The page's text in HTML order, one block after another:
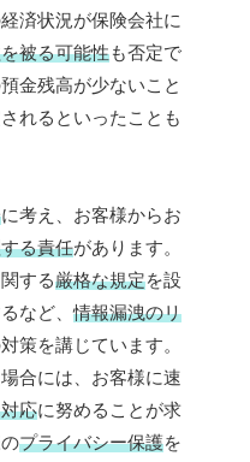
済状況が保険会社に
被る可能性も否定で
金残高が少ないこと
れるといったことも
に考え、お客様からお
る責任があります。
する厳格な規定を設
など、情報漏洩のリ
策を講じています。
合には、お客様に速
応に努めることが求
プライバシー保護を